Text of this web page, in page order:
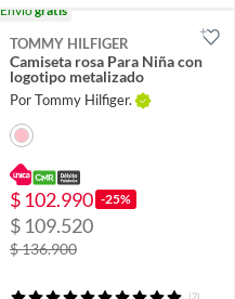
Envíogratis
TOMMY HILFIGER
Camiseta rosa Para Niña con
logotipo metalizado
Por Tommy Hilfiger.
$ 102.990 -25%
$ 109.520
$ 136.900
(2)